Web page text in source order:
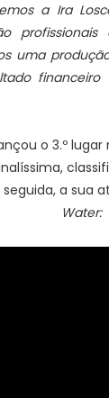
a Ira
uma
financeiro
o 3.º
seguida, a sua
Water: